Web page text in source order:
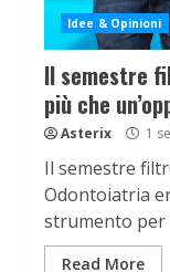
Idee & Opinioni
Il semestre
più che
Asterix 1
Il semestre
Odontoiatria
strumento per
Read More